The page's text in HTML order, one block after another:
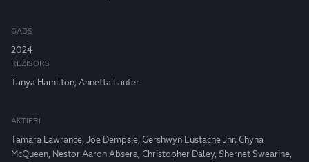
GADS
2024
REŽISORS
Tanya Hamilton, Annetta Laufer
AKTIERI
Tamara Lawrance, Joe Dempsie, Gershwyn Eustache Jnr, Chyna
McQueen, Nestor Aaron Absera, Christopher Daley, Shernet Swearine,